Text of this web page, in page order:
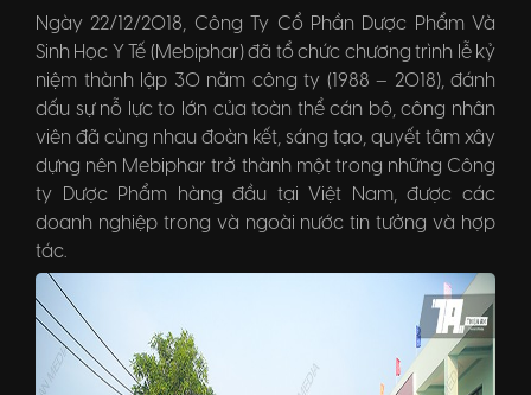
Ngày 22/12/2018, Công Ty Cổ Phần Dược Phẩm Và
Sinh Học Y Tế (Mebiphar) đã tổ chức chương trình lễ kỷ
niệm thành lập 30 năm công ty (1988 – 2018), đánh
dấu sự nỗ lực to lớn của toàn thể cán bộ, công nhân
viên đã cùng nhau đoàn kết, sáng tạo, quyết tâm xây
dựng nên Mebiphar trở thành một trong những Công
ty Dược Phẩm hàng đầu tại Việt Nam, được các
doanh nghiệp trong và ngoài nước tin tưởng và hợp
tác.